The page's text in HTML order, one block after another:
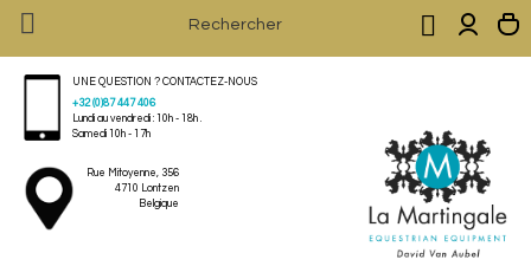
 
UNE QUESTION ? CONTACTEZ-NOUS
+32 (0)87 447 406
Lundi au vendredi : 10h - 18h .
Samedi 10h - 17h
Rue Mitoyenne, 356
4710 Lontzen
Belgique